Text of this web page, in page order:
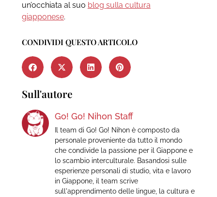
un’occhiata al suo blog sulla cultura
giapponese.
CONDIVIDI QUESTO ARTICOLO
Sull'autore
Go! Go! Nihon Staff
Il team di Go! Go! Nihon è composto da
personale proveniente da tutto il mondo
che condivide la passione per il Giappone e
lo scambio interculturale. Basandosi sulle
esperienze personali di studio, vita e lavoro
in Giappone, il team scrive
sull'apprendimento delle lingue, la cultura e